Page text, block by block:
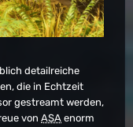
detailreiche
die in Echtzeit
gestreamt werden,
von ASA enorm